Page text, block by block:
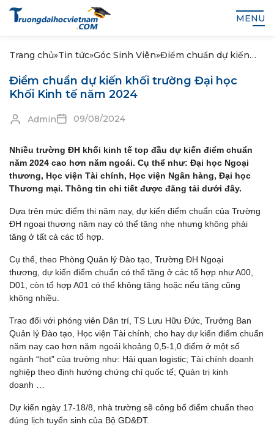
MENU
Trang chủ»Tin tức»Góc Sinh Viên»Điểm chuẩn dự kiến
Khối Kinh tế năm 2024
Điểm chuẩn dự kiến khối trường Đại học
Khối Kinh tế năm 2024
Admin 09/08/2024
Nhiều trường ĐH khối kinh tế top đầu dự kiến điểm chuẩn
năm 2024 cao hơn năm ngoái. Cụ thể như: Đại học Ngoại
thương, Học viện Tài chính, Học viện Ngân hàng, Đại học
Thương mại. Thông tin chi tiết được đăng tải dưới đây.
Dựa trên mức điểm thi năm nay, dự kiến điểm chuẩn của Trường
ĐH ngoại thương năm nay có thể tăng nhẹ nhưng không phải
tăng ở tất cả các tổ hợp.
Cụ thể, theo Phòng Quản lý Đào tạo, Trường ĐH Ngoại
thương, dự kiến điểm chuẩn có thể tăng ở các tổ hợp như A00,
D01, còn tổ hợp A01 có thể không tăng hoặc nếu tăng cũng
không nhiều.
Trao đổi với phóng viên Dân trí, TS Lưu Hữu Đức, Trưởng Ban
Quản lý Đào tạo, Học viện Tài chính, cho hay dự kiến điểm chuẩn
năm nay cao hơn năm ngoái khoảng 0,5-1,0 điểm ở một số
ngành “hot” của trường như: Hải quan logistic; Tài chính doanh
nghiệp theo định hướng chứng chỉ quốc tế; Quản trị kinh
doanh …
Dự kiến ngày 17-18/8, nhà trường sẽ công bố điểm chuẩn theo
đúng lịch tuyển sinh của Bộ GD&ĐT.